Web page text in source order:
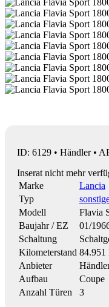
ID: 6129 • Händler •
Inserat nicht mehr
Marke
Lancia
Typ
Modell
Flavia
Baujahr / EZ
01/
Schaltung
Kilometerstand 84.951
Anbieter
Aufbau
Coupe
Anzahl Türen
3